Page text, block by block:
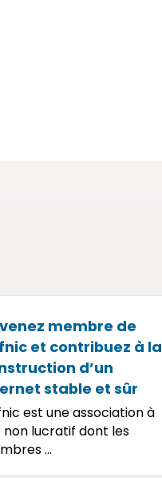
membre de
et contribuez à la
d’un
stable et sûr
est une association à
lucratif dont les
...